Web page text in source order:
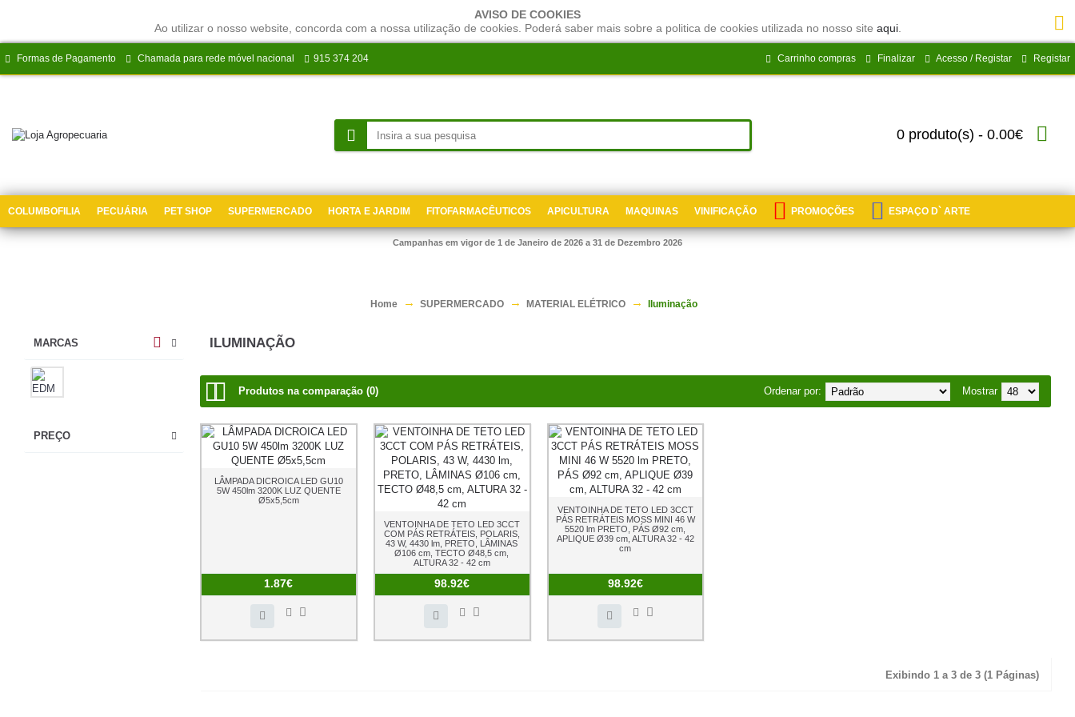
AVISO DE COOKIES
Ao utilizar o nosso website, concorda com a nossa utilização de cookies. Poderá saber mais sobre a politica de cookies utilizada no nosso site aqui.
Formas de Pagamento Chamada para rede móvel nacional 915 374 204 Carrinho compras Finalizar Acesso / Registar Registar
0 produto(s) - 0.00€
COLUMBOFILIA PECUÁRIA PET SHOP SUPERMERCADO HORTA E JARDIM FITOFARMACÊUTICOS APICULTURA MAQUINAS VINIFICAÇÃO PROMOÇÕES ESPAÇO D` ARTE
Campanhas em vigor de 1 de Janeiro de 2026 a 31 de Dezembro 2026
Home SUPERMERCADO MATERIAL ELÉTRICO Iluminação
MARCAS
PREÇO
ILUMINAÇÃO
Produtos na comparação (0) Mostrar
Ordenar por:
LÂMPADA DICROICA LED GU10
5W 450lm 3200K LUZ QUENTE
Ø5x5,5cm
1.87€
VENTOINHA DE TETO LED 3CCT
COM PÁS RETRÁTEIS, POLARIS,
43 W, 4430 lm, PRETO, LÂMINAS
Ø106 cm, TECTO Ø48,5 cm,
ALTURA 32 - 42 cm
98.92€
VENTOINHA DE TETO LED 3CCT
PÁS RETRÁTEIS MOSS MINI 46 W
5520 lm PRETO, PÁS Ø92 cm,
APLIQUE Ø39 cm, ALTURA 32 - 42
cm
98.92€
Exibindo 1 a 3 de 3 (1 Páginas)